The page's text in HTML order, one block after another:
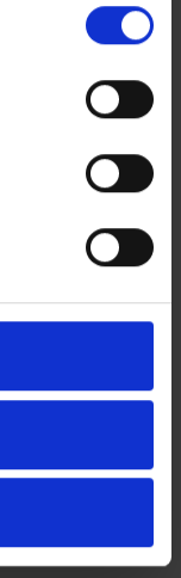
949,00 €
registrados